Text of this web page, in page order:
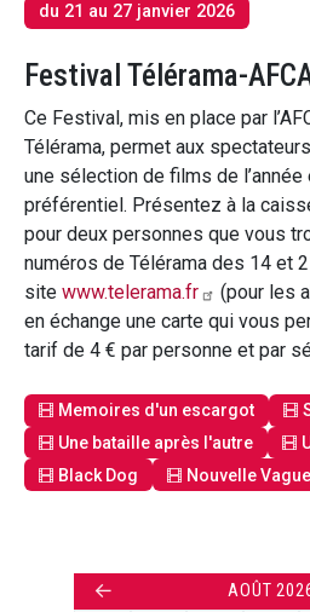
du 21 au 27 janvier 2026
Festival Télérama-
Ce Festival, mis en place par
Télérama, permet aux
une sélection de films de
préférentiel. Présentez à la
pour deux personnes que vous
numéros de Télérama des 14 et
site www.telerama.fr
(pour les
en échange une carte qui vous
tarif de 4 € par personne et par
Memoires d'un escargot
Une bataille après l'autre
Black Dog
Nouvelle Vague
← AOÛT